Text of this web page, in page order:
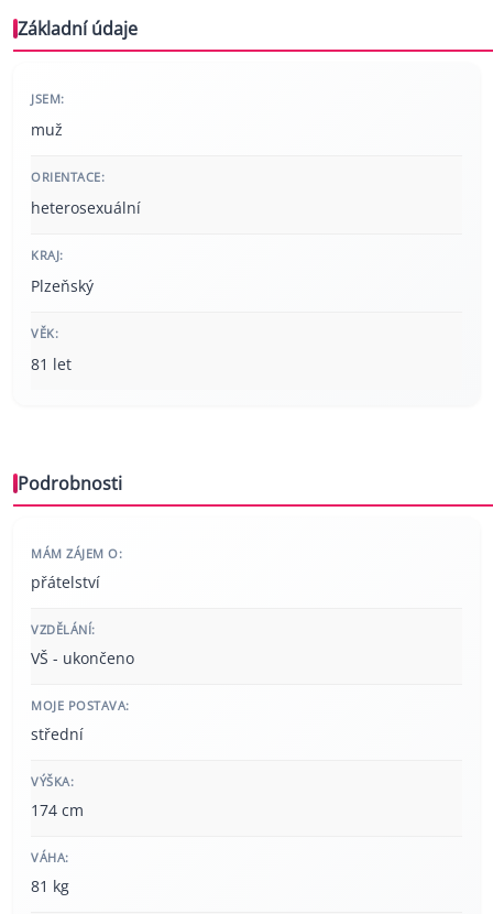
Základní údaje
JSEM:
muž
ORIENTACE:
heterosexuální
KRAJ:
Plzeňský
VĚK:
81 let
Podrobnosti
MÁM ZÁJEM O:
přátelství
VZDĚLÁNÍ:
VŠ - ukončeno
MOJE POSTAVA:
střední
VÝŠKA:
174 cm
VÁHA:
81 kg